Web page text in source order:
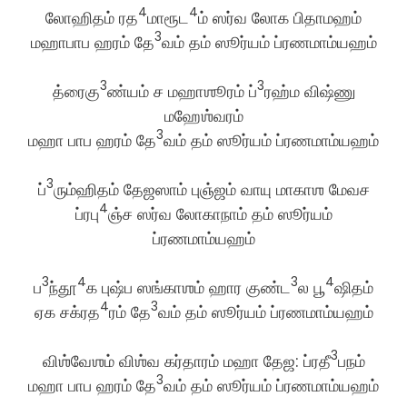
லோஹிதம் ரத4மாரூட4ம் ஸர்வ லோக பிதாமஹம்
மஹாபாப ஹரம் தே3வம் தம் ஸூர்யம் ப்ரணமாம்யஹம்
த்ரைகு3ண்யம் ச மஹாஶூரம் ப்3ரஹ்ம விஷ்ணு
மஹேஶ்வரம்
மஹா பாப ஹரம் தே3வம் தம் ஸூர்யம் ப்ரணமாம்யஹம்
ப்3ரும்ஹிதம் தேஜஸாம் புஞ்ஜம் வாயு மாகாஶ மேவச
ப்ரபு4ஞ்ச ஸர்வ லோகாநாம் தம் ஸூர்யம்
ப்ரணமாம்யஹம்
ப3ந்தூ4க புஷ்ப ஸங்காஶம் ஹார குண்ட3ல பூ4ஷிதம்
ஏக சக்ரத4ரம் தே3வம் தம் ஸூர்யம் ப்ரணமாம்யஹம்
விஶ்வேஶம் விஶ்வ கர்தாரம் மஹா தேஜ: ப்ரதீ3பநம்
மஹா பாப ஹரம் தே3வம் தம் ஸூர்யம் ப்ரணமாம்யஹம்